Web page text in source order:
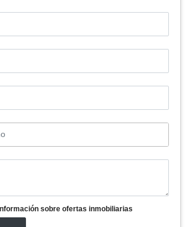
sobre ofertas inmobiliarias